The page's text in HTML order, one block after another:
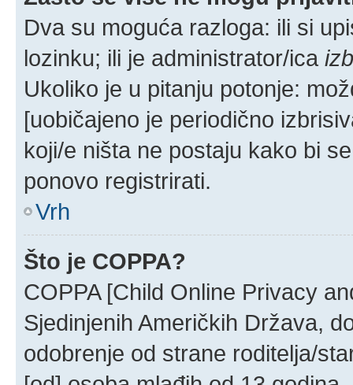
Dva su moguća razloga: ili si
lozinku; ili je administrator/ica
Ukoliko je u pitanju potonje:
[uobičajeno je periodično
koji/e ništa ne postaju kako bi
ponovo registrirati.
Vrh
Što je COPPA?
COPPA [Child Online Privacy
Sjedinjenih Američkih Država,
odobrenje od strane roditelja/